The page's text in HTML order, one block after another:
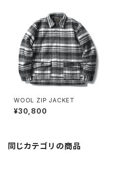
WOOL ZIP JACKET
¥30,800
同じカテゴリの商品